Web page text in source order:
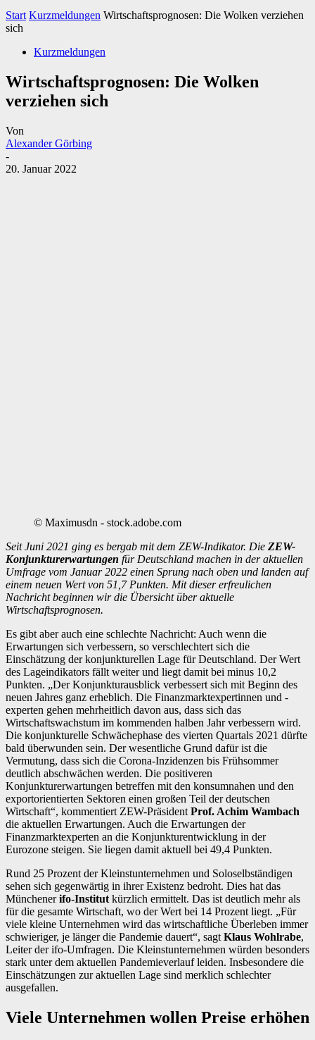
Start Kurzmeldungen Wirtschaftsprognosen: Die Wolken verziehen
sich
Kurzmeldungen
Wirtschaftsprognosen: Die Wolken
verziehen sich
Von
Alexander Görbing
-
20. Januar 2022
© Maximusdn - stock.adobe.com
Seit Juni 2021 ging es bergab mit dem ZEW-Indikator. Die ZEW-
Konjunkturerwartungen für Deutschland machen in der aktuellen
Umfrage vom Januar 2022 einen Sprung nach oben und landen auf
einem neuen Wert von 51,7 Punkten. Mit dieser erfreulichen
Nachricht beginnen wir die Übersicht über aktuelle
Wirtschaftsprognosen.
Es gibt aber auch eine schlechte Nachricht: Auch wenn die
Erwartungen sich verbessern, so verschlechtert sich die
Einschätzung der konjunkturellen Lage für Deutschland. Der Wert
des Lageindikators fällt weiter und liegt damit bei minus 10,2
Punkten. „Der Konjunkturausblick verbessert sich mit Beginn des
neuen Jahres ganz erheblich. Die Finanzmarktexpertinnen und -
experten gehen mehrheitlich davon aus, dass sich das
Wirtschaftswachstum im kommenden halben Jahr verbessern wird.
Die konjunkturelle Schwächephase des vierten Quartals 2021 dürfte
bald überwunden sein. Der wesentliche Grund dafür ist die
Vermutung, dass sich die Corona-Inzidenzen bis Frühsommer
deutlich abschwächen werden. Die positiveren
Konjunkturerwartungen betreffen mit den konsumnahen und den
exportorientierten Sektoren einen großen Teil der deutschen
Wirtschaft“, kommentiert ZEW-Präsident Prof. Achim Wambach
die aktuellen Erwartungen. Auch die Erwartungen der
Finanzmarktexperten an die Konjunkturentwicklung in der
Eurozone steigen. Sie liegen damit aktuell bei 49,4 Punkten.
Rund 25 Prozent der Kleinstunternehmen und Soloselbständigen
sehen sich gegenwärtig in ihrer Existenz bedroht. Dies hat das
Münchenerifo-Institut kürzlich ermittelt. Das ist deutlich mehr als
für die gesamte Wirtschaft, wo der Wert bei 14 Prozent liegt. „Für
viele kleine Unternehmen wird das wirtschaftliche Überleben immer
schwieriger, je länger die Pandemie dauert“, sagt Klaus Wohlrabe,
Leiter der ifo-Umfragen. Die Kleinstunternehmen würden besonders
stark unter dem aktuellen Pandemieverlauf leiden. Insbesondere die
Einschätzungen zur aktuellen Lage sind merklich schlechter
ausgefallen.
Viele Unternehmen wollen Preise erhöhen